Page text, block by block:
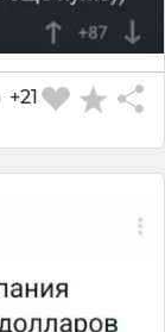
+21